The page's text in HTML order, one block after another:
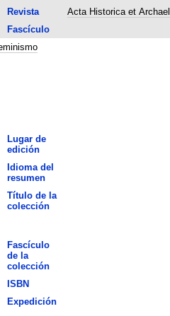
Revista
Acta Historica et
Fascículo
Lugar de
edición
Idioma del
resumen
Título de la
colección
Fascículo
de la
colección
ISBN
Expedición